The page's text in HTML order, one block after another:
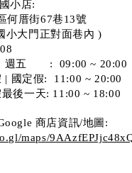
小店:
何厝街67巷13號
小大門正對面巷內 )
週五       :  09:00 ~ 20:00
| 國定假:  11:00 ~ 20:00
後一天: 11:00 ~ 18:00
商店資訊/地圖:
maps/